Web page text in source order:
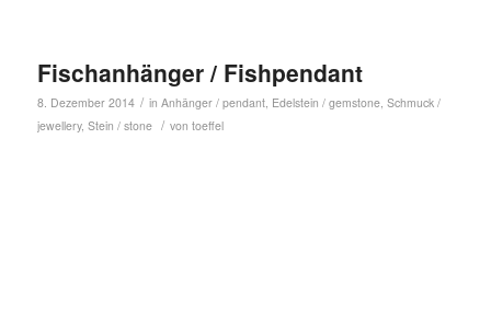
Fischanhänger / Fishpendant
8. Dezember 2014 / in Anhänger / pendant, Edelstein / gemstone, Schmuck /
jewellery, Stein / stone / von toeffel